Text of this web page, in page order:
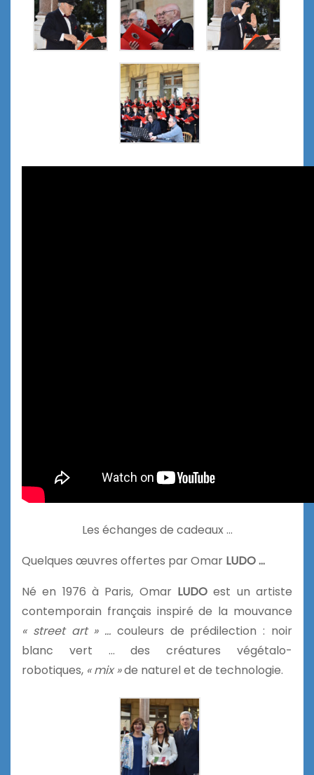
Les échanges de cadeaux …
Quelques œuvres offertes par Omar LUDO …
Né en 1976 à Paris, OmarLUDOest un artiste
contemporain français inspiré de la mouvance
« street art » … couleurs de prédilection : noir
blanc vert … des créatures végétalo-
robotiques, « mix »de naturel et de technologie.